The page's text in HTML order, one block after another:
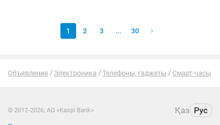
1 2 3 ... 30
Объявления Электроника Телефоны, гаджеты Смарт-часы
© 2012-2026, АО «Kaspi Bank» Қаз Рус